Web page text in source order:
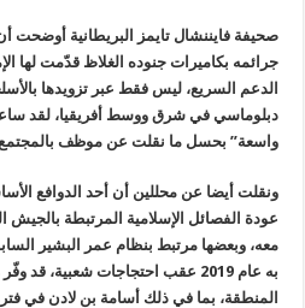
صحيفة فايننشال تايمز البريطانية أوضحت
جرائمه بكاميرات جنوده الغلاظ قدّمت لها
الدعم السريع، ليس فقط عبر تزويدها
دبلوماسي في شرق ووسط أفريقيا، لقد
واسعة” بحسل ما نقلت عن موظف
ونقلت أيضا عن محللين أن أحد الدوافع
عودة الفصائل الإسلامية المرتبطة بالجيش
معه، وبعضها مرتبط بنظام عمر البشير
به عام 2019 عقب احتجاجات شعبية،
المنطقة، بما في ذلك أسامة بن لادن في